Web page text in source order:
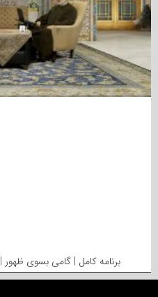
برنامه کامل | گامی بسوی ظهور | ۱۴۰۵.۳.۲۹ | استاد بهروزی لک